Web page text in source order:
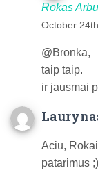
Rokas
October
@Bronka,
taip taip.
ir jausmai
Aciu,
patarimus